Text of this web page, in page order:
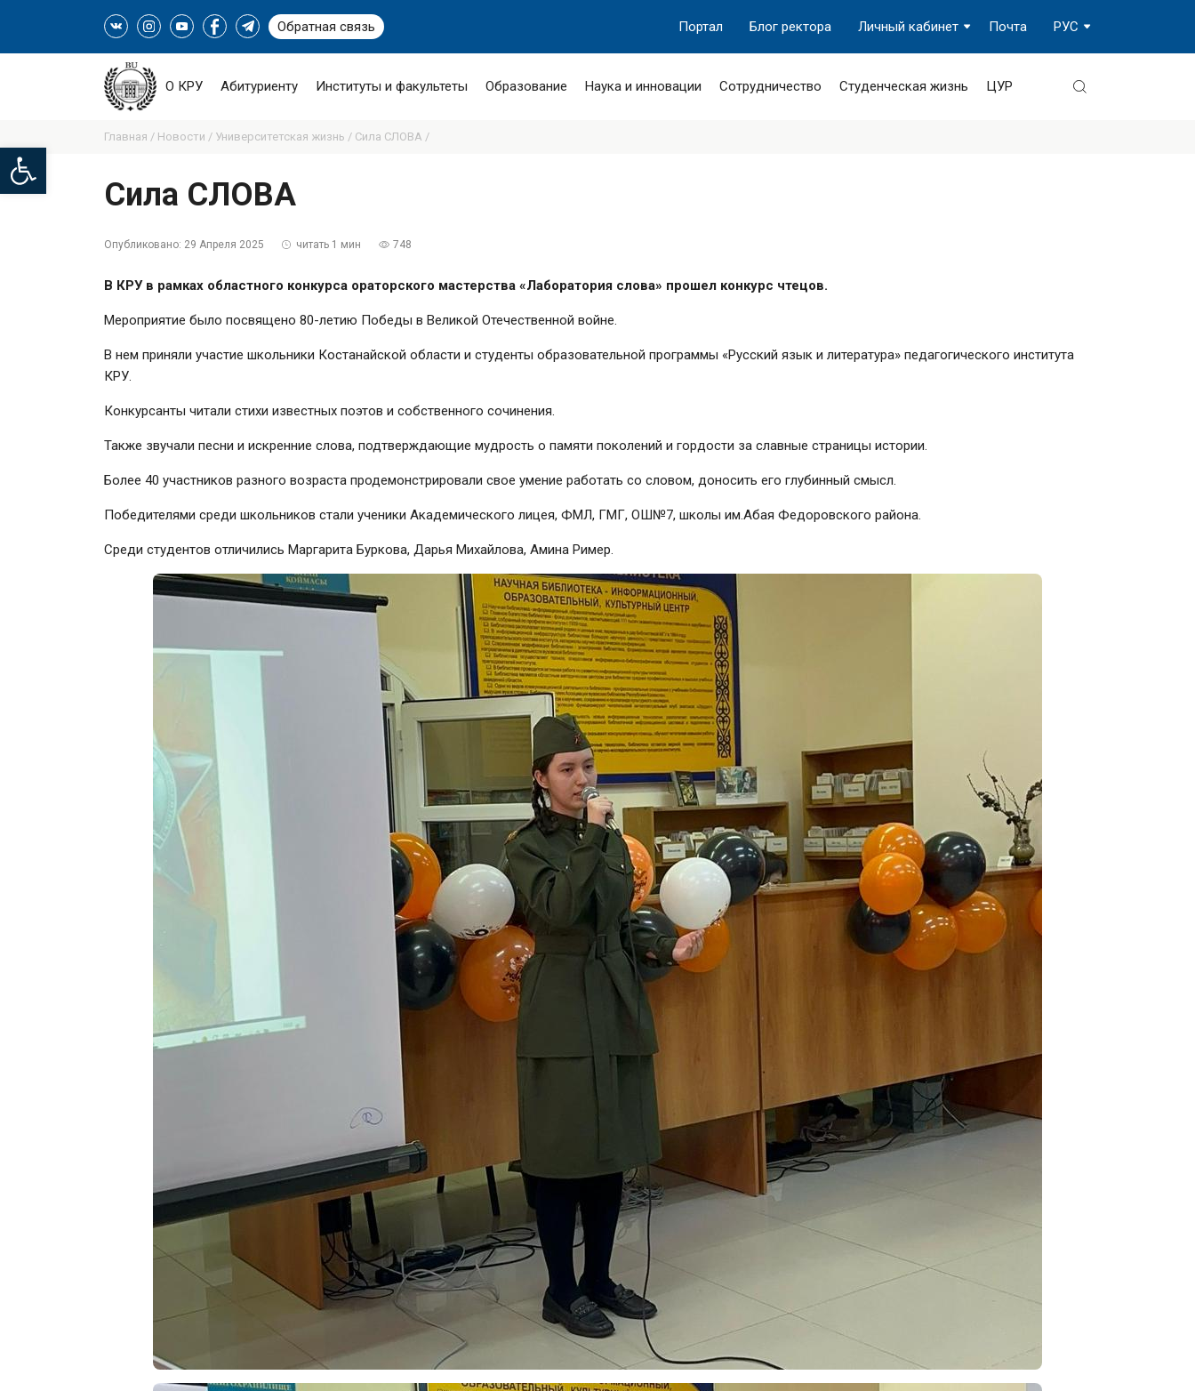
Open toolbar
Обратная связь РУС
Почта
Личный кабинет
Блог ректора
Портал
О КРУ Абитуриенту Институты и факультеты Образование Наука и инновации Сотрудничество Студенческая жизнь ЦУР
Главная / Новости / Университетская жизнь / Сила СЛОВА /
Сила СЛОВА
Опубликовано: 29 Апреля 2025 читать 1 мин 748
В КРУ в рамках областного конкурса ораторского мастерства «Лаборатория слова» прошел конкурс чтецов.
Мероприятие было посвящено 80-летию Победы в Великой Отечественной войне.
В нем приняли участие школьники Костанайской области и студенты образовательной программы «Русский язык и литература» педагогического института
КРУ.
Конкурсанты читали стихи известных поэтов и собственного сочинения.
Также звучали песни и искренние слова, подтверждающие мудрость о памяти поколений и гордости за славные страницы истории.
Более 40 участников разного возраста продемонстрировали свое умение работать со словом, доносить его глубинный смысл.
Победителями среди школьников стали ученики Академического лицея, ФМЛ, ГМГ, ОШ№7, школы им.Абая Федоровского района.
Среди студентов отличились Маргарита Буркова, Дарья Михайлова, Амина Ример.